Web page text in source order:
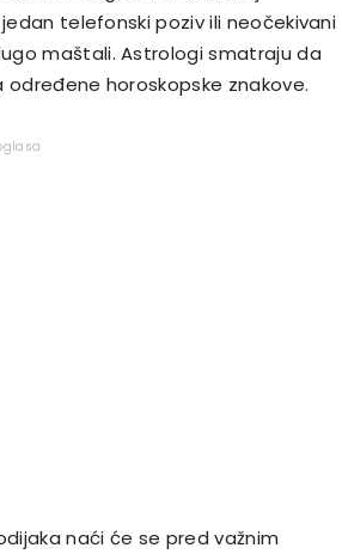
telefonski poziv ili neočekivani
maštali. Astrologi smatraju da
horoskopske znakove.
naći će se pred važnim